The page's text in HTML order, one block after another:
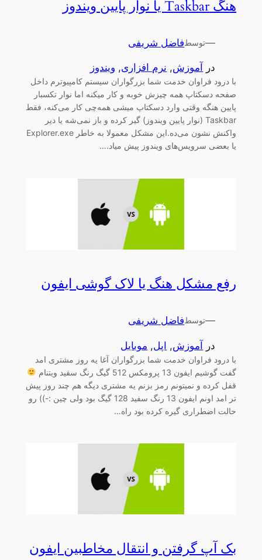
هنگ Taskbar یا نوار پایین ویندوز
—توسطفاضل شریفی
در آموزش, نرم افزاری, ویندوز
با درود فراوان خدمت شما بزرگواران سیستم کامپیوترم داخل
صفحه دسکتاپ همه چیزش خوبه و کار میکنه اما نوار تکسبار
پایین هنگه وقتی وارد دسکتاپ میشی همه‌چی کار می‌کنه، فقط
Taskbar (نوار پایین ویندوز) گیر کرده و باز نمی‌شه یا دیر
واکنش نشون می‌ده.این مشکل معمولا به خاطر Explorer.exe
یا بعضی سرویس‌های ویندوز پیش میاد.…
رفع مشکل هنگ یا لاک گوشی ایفون
—توسطفاضل شریفی
در آموزش, اپل, موبایل
با درود فراوان خدمت شما بزرگواران آغا یه روز مشتری امد
گفت گوشیم ایفون 13 پرومکس 512 گیگ رنگ سفید ویتنام
قفل کرده و نمیتونم رمز بزنم یه مشتری دیگه هم چند روز پیش
تر امد اونم ایفون 13 رنگ سفید 128 گیگ بود ولی چین :-)) رو
حالت اضطراری گیره کرده بود راه…
بک آپ گرفتن و انتقال مخاطبین ایفون